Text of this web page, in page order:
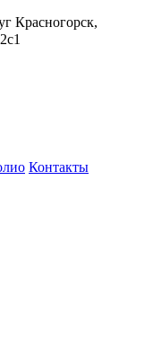
Красногорск,
Контакты